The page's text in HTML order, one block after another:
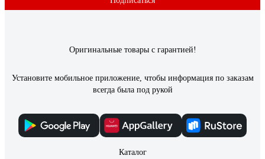
Хорошая, действительно укрывающая, кипельно белая
пятнистость стен. Немного густоватая консистенция.
Добавил 0,5 воды на 12 кг. Наносил валиком... Хватило на
комнату 16 м. и прихожую 7 м. Рекомендую.
Оригинальные товары с гарантией!
Установите мобильное приложение, чтобы информация по заказам
всегда была под рукой
Каталог